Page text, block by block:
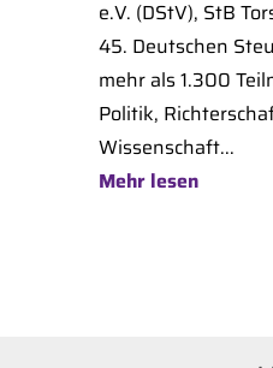
e.V. (DStV), StB
45. Deutschen
mehr als 1.300
Politik,
Wissenschaft...
Mehr lesen